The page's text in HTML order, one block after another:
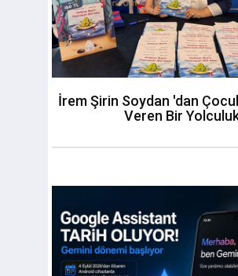
İrem Şirin Soydan 'dan
Veren Bir